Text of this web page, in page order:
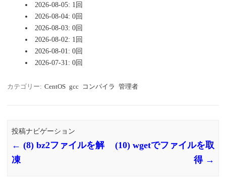
2026-08-05: 1回
2026-08-04: 0回
2026-08-03: 0回
2026-08-02: 1回
2026-08-01: 0回
2026-07-31: 0回
カテゴリー: CentOS gcc コンパイラ 管理者
投稿ナビゲーション
← (8) bz2ファイルを解
凍
(10) wgetでファイルを取
得 →